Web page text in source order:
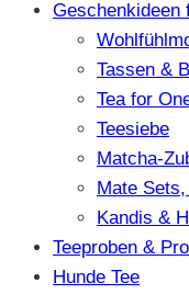
Geschenkideen
Tassen &
Tea for
Teesiebe
Matcha-
Mate
Kandis &
Teeproben &
Hunde Tee